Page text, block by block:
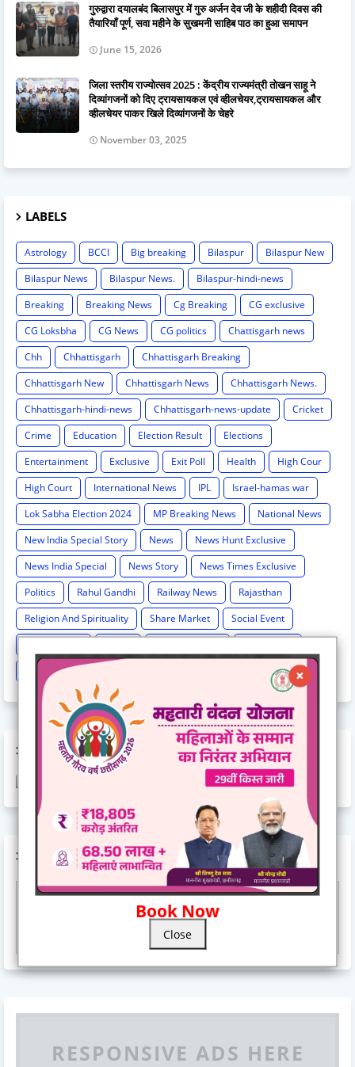
Book Now
Close
गुरुद्वारा दयालबंद बिलासपुर में गुरु अर्जन देव जी के शहीदी दिवस की
तैयारियाँ पूर्ण, सवा महीने के सुखमनी साहिब पाठ का हुआ समापन
June 15, 2026
जिला स्तरीय राज्योत्सव 2025 : केंद्रीय राज्यमंत्री तोखन साहू ने
दिव्यांगजनों को दिए ट्रायसायकल एवं व्हीलचेयर,ट्रायसायकल और
व्हीलचेयर पाकर खिले दिव्यांगजनों के चेहरे
November 03, 2025
LABELS
Astrology BCCI Big breaking Bilaspur
Bilaspur New
Bilaspur News
Bilaspur News.
Bilaspur-hindi-news
Breaking
Breaking News Cg Breaking
CG exclusive
CG Loksbha
CG News CG politics
Chattisgarh news
Chh
Chhattisgarh
Chhattisgarh Breaking
Chhattisgarh New
Chhattisgarh News
Chhattisgarh News.
Chhattisgarh-hindi-news
Chhattisgarh-news-update
Cricket
Crime
Education Election Result
Elections
Entertainment
Exclusive Exit Poll Health
High Cour
High Court
International News IPL
Israel-hamas war
Lok Sabha Election 2024
MP Breaking News
National News
New India Special Story
News
News Hunt Exclusive
News India Special
News Story
News Times Exclusive
Politics
Rahul Gandhi Railway News
Rajasthan
Religion And Spirituality
Share Market
Social Event
Train Cancel
AD CODE
AD CODE
Responsive Advertisement
RESPONSIVE ADS HERE